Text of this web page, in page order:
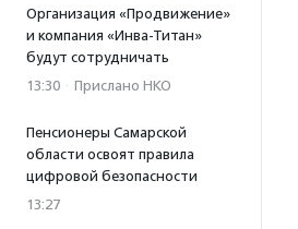
Организация «Продвижение»
и компания «Инва-Титан»
будут сотрудничать
13:30 · Прислано НКО
Пенсионеры Самарской
области освоят правила
цифровой безопасности
13:27